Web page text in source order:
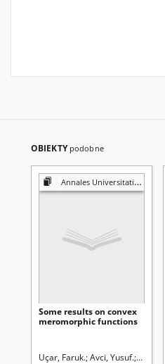
OBIEKTY podobne
Annales Universitatis Mariae Curie-Skłodowska. Sectio A, Mathematica
Some results on convex
meromorphic functions
Uçar, Faruk. Avci, Yusuf. Avci,